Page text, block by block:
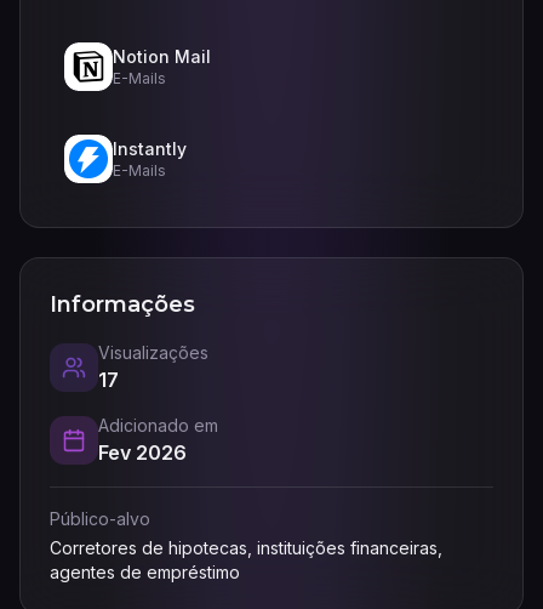
Notion Mail
E-Mails
Instantly
E-Mails
Informações
Visualizações
17
Adicionado em
Fev 2026
Público-alvo
Corretores de hipotecas, instituições financeiras,
agentes de empréstimo